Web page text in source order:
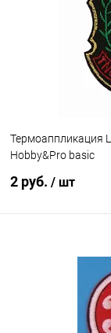
Термоаппликация
Hobby&Pro basic
2 руб. / шт
Купить в 1 клик